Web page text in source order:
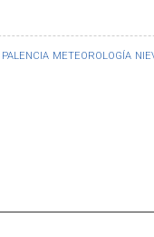
PALENCIA METEOROLOGÍA